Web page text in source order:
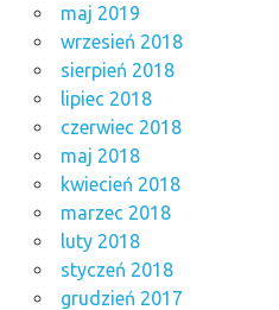
maj 2019
wrzesień 2018
sierpień 2018
lipiec 2018
czerwiec 2018
maj 2018
kwiecień 2018
marzec 2018
luty 2018
styczeń 2018
grudzień 2017